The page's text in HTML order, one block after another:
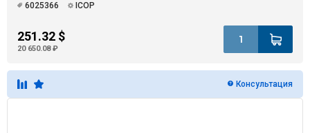
6025366 ICOP
251.32 $
20 650.08 ₽
Консультация